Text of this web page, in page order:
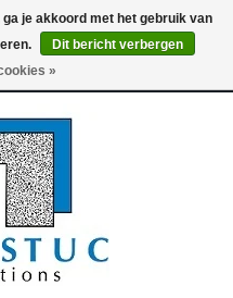
je akkoord met het gebruik van
Dit bericht verbergen
»